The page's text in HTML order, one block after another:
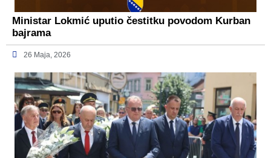
Ministar Lokmić uputio čestitku povodom Kurban
bajrama
26 Maja, 2026